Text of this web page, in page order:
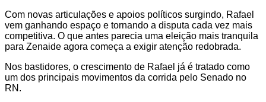
Com novas articulações e apoios políticos surgindo, Rafael
vem ganhando espaço e tornando a disputa cada vez mais
competitiva. O que antes parecia uma eleição mais tranquila
para Zenaide agora começa a exigir atenção redobrada.
Nos bastidores, o crescimento de Rafael já é tratado como
um dos principais movimentos da corrida pelo Senado no
RN.